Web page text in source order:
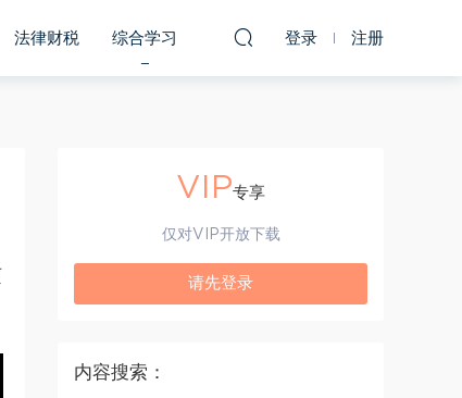
法律财税 综合学习 登录 注册
VIP专享
仅对VIP开放下载
请先登录
内容搜索：